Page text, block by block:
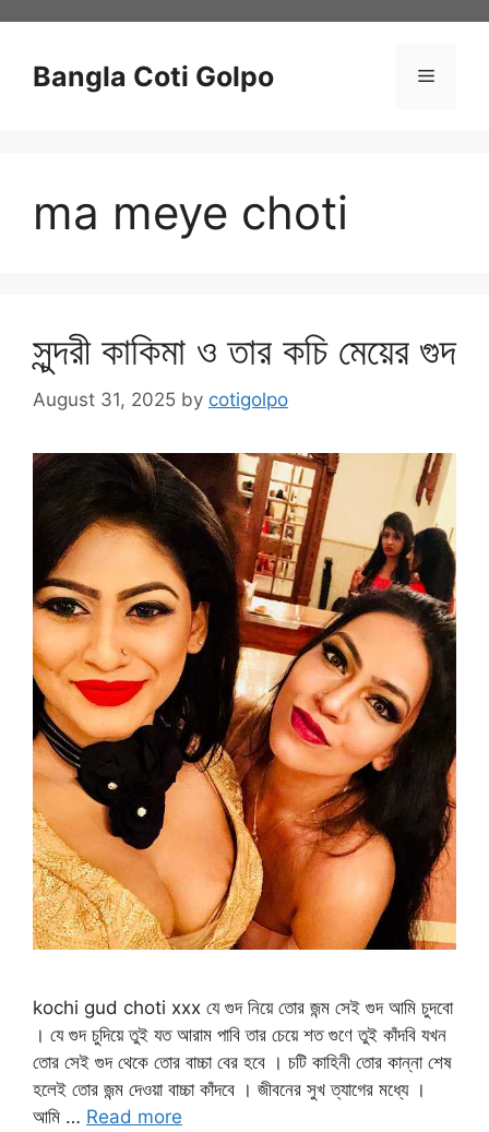
contentBangla Coti Golpo Menu
ma meye choti
সুন্দরী কাকিমা ও তার কচি মেয়ের গুদ
August 31, 2025 by cotigolpo
kochi gud choti xxx যে গুদ নিয়ে তোর জন্ম সেই গুদ আমি চুদবো
। যে গুদ চুদিয়ে তুই যত আরাম পাবি তার চেয়ে শত গুণে তুই কাঁদবি যখন
তোর সেই গুদ থেকে তোর বাচ্চা বের হবে । চটি কাহিনী তোর কান্না শেষ
হলেই তোর জন্ম দেওয়া বাচ্চা কাঁদবে । জীবনের সুখ ত্যাগের মধ্যে ।
আমি … Read more